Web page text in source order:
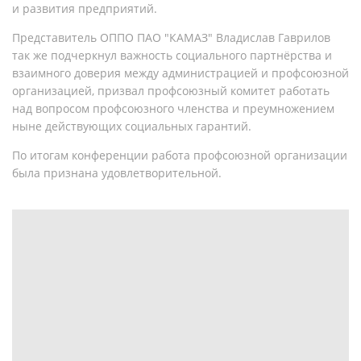
и развития предприятий.
Представитель ОППО ПАО "КАМАЗ" Владислав Гаврилов
так же подчеркнул важность социального партнёрства и
взаимного доверия между администрацией и профсоюзной
организацией, призвал профсоюзный комитет работать
над вопросом профсоюзного членства и преумножением
ныне действующих социальных гарантий.
По итогам конференции работа профсоюзной организации
была признана удовлетворительной.